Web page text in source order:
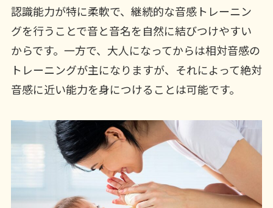
認識能力が特に柔軟で、継続的な音感トレーニン
グを行うことで音と音名を自然に結びつけやすい
からです。一方で、大人になってからは相対音感の
トレーニングが主になりますが、それによって絶対
音感に近い能力を身につけることは可能です。